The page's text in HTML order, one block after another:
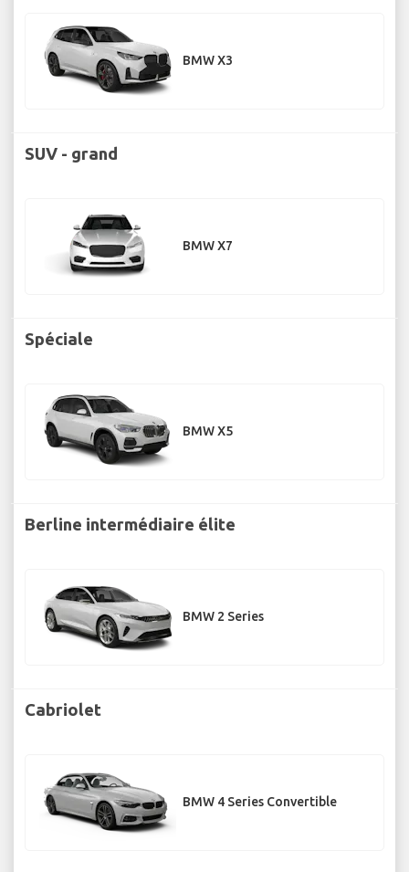
BMW X3
SUV - grand
BMW X7
Spéciale
BMW X5
Berline intermédiaire élite
BMW 2 Series
Cabriolet
BMW 4 Series Convertible